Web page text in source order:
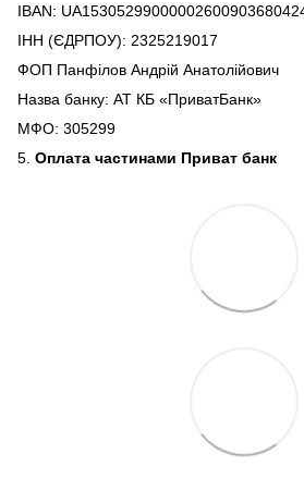
IBAN:
ІНН (ЄДРПОУ): 2325219017
ФОП Панфілов Андрій Анатолійович
Назва банку: АТ КБ «ПриватБанк»
МФО: 305299
5. Оплата частинами Приват банк